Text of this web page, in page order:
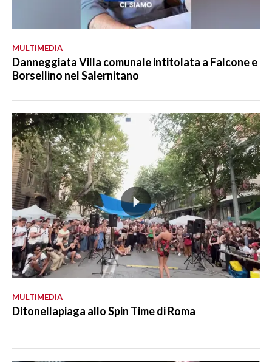
MULTIMEDIA
Danneggiata Villa comunale intitolata a Falcone e
Borsellino nel Salernitano
MULTIMEDIA
Ditonellapiaga allo Spin Time di Roma